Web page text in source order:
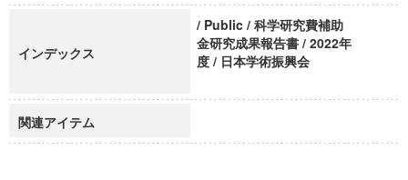
インデックス
/ Public / 科学研究費補助
金研究成果報告書 / 2022年
度 / 日本学術振興会
関連アイテム